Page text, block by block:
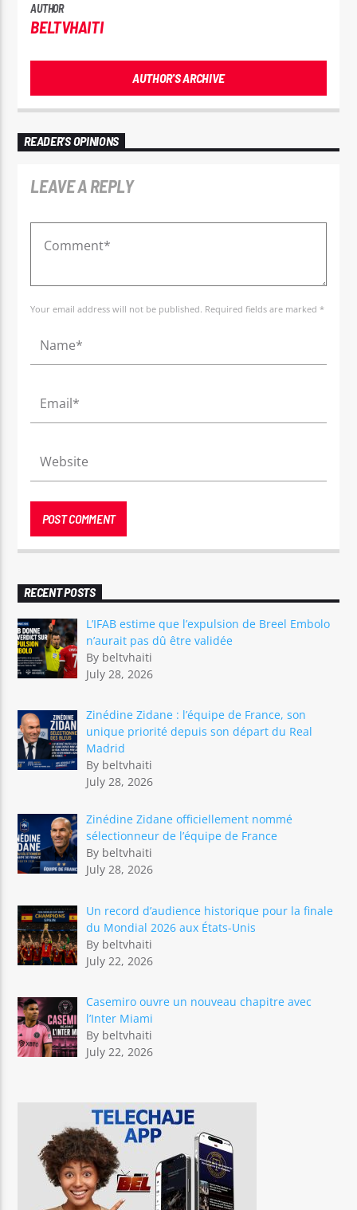
AUTHOR
BELTVHAITI
AUTHOR'S ARCHIVE
READER'S OPINIONS
LEAVE A REPLY
Your email address will not be published. Required fields are marked *
RECENT POSTS
L’IFAB estime que l’expulsion de Breel Embolo
n’aurait pas dû être validée
By beltvhaiti
July 28, 2026
Zinédine Zidane : l’équipe de France, son
unique priorité depuis son départ du Real
Madrid
By beltvhaiti
July 28, 2026
Zinédine Zidane officiellement nommé
sélectionneur de l’équipe de France
By beltvhaiti
July 28, 2026
Un record d’audience historique pour la finale
du Mondial 2026 aux États-Unis
By beltvhaiti
July 22, 2026
Casemiro ouvre un nouveau chapitre avec
l’Inter Miami
By beltvhaiti
July 22, 2026